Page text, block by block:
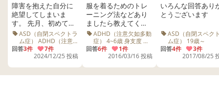
障害を抱えた自分に
絶望してしまいま
す。 先月、初めて
ADHDとASDの診断を
受けました。自立や
就職など、障害者と
して社会的に参加す
るためにはどうすれ
ばいいのか、また自
ASD（自閉スペクトラ
ム症） ADHD（注意
欠如多動症） 19歳～
診断 就職
回答3件
7件
2024/12/25 投稿
服を着るためのトレ
ーニング法などあり
ましたら教えてくだ
さい 幼稚園年中さん
の息子がいるのです
が、朝の身支度で洋
服を着ることが苦手
です。 身体を通した
りぼたんを留めたり
ADHD（注意欠如多動
症） 4~6歳 身支度 着
替え 幼稚園
回答6件
1件
2016/03/16 投稿
いろんな回答あり
とうございます
ASD（自閉スペク
ム症） 19歳～
回答4件
3件
2017/08/25